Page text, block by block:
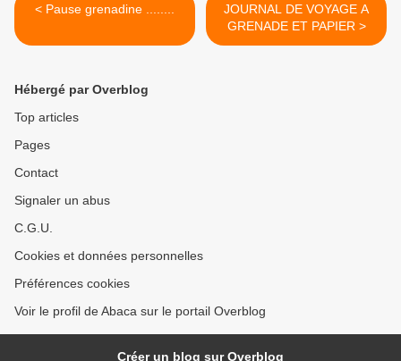
< Pause grenadine ........
JOURNAL DE VOYAGE A
GRENADE ET PAPIER >
Hébergé par Overblog
Top articles
Pages
Contact
Signaler un abus
C.G.U.
Cookies et données personnelles
Préférences cookies
Voir le profil de Abaca sur le portail Overblog
Créer un blog sur Overblog